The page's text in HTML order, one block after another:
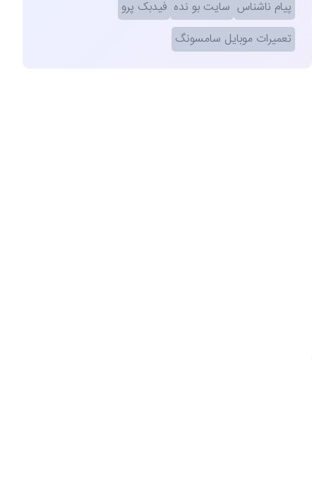
پیام ناشناس سایت بو نده فیدبک پرو
تعمیرات موبایل سامسونگ